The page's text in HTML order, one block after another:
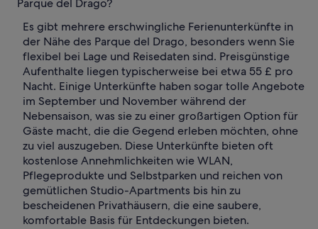
Parque del Drago?
Es gibt mehrere erschwingliche Ferienunterkünfte in
der Nähe des Parque del Drago, besonders wenn Sie
flexibel bei Lage und Reisedaten sind. Preisgünstige
Aufenthalte liegen typischerweise bei etwa 55 £ pro
Nacht. Einige Unterkünfte haben sogar tolle Angebote
im September und November während der
Nebensaison, was sie zu einer großartigen Option für
Gäste macht, die die Gegend erleben möchten, ohne
zu viel auszugeben. Diese Unterkünfte bieten oft
kostenlose Annehmlichkeiten wie WLAN,
Pflegeprodukte und Selbstparken und reichen von
gemütlichen Studio-Apartments bis hin zu
bescheidenen Privathäusern, die eine saubere,
komfortable Basis für Entdeckungen bieten.